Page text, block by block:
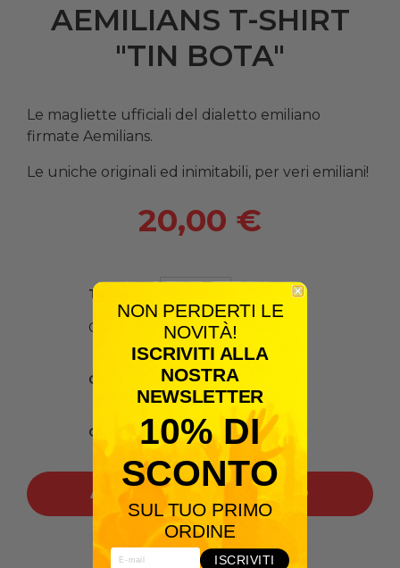
AEMILIANS T-SHIRT
"TIN BOTA"
Le magliette ufficiali del dialetto emiliano
firmate Aemilians.
Le uniche originali ed inimitabili, per veri emiliani!
20,00 €
Taglia
Guida alle taglie
Colore
Quantità
AGGIUNGI AL CARRELLO
Condividilo:
NON PERDERTI LE
NOVITÀ!
ISCRIVITI ALLA
NOSTRA
NEWSLETTER
10% DI
SCONTO
SUL TUO PRIMO
ORDINE
ISCRIVITI